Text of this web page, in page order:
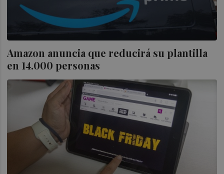
Amazon anuncia que reducirá su plantilla
en 14.000 personas